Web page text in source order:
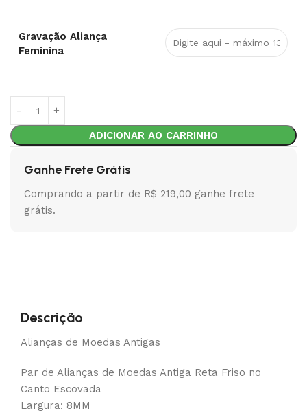
Gravação Aliança
Feminina
ADICIONAR AO CARRINHO
Ganhe Frete Grátis
Comprando a partir de R$ 219,00 ganhe frete
grátis.
Descrição
Alianças de Moedas Antigas
Par de Alianças de Moedas Antiga Reta Friso no
Canto Escovada
Largura: 8MM